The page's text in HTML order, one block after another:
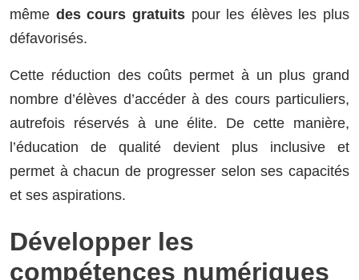
même des cours gratuitspour les élèves les plus
défavorisés.
Cette réduction des coûts permet à un plus grand
nombre d’élèves d’accéder à des cours particuliers,
autrefois réservés à une élite. De cette manière,
l’éducation de qualité devient plus inclusive et
permet à chacun de progresser selon ses capacités
et ses aspirations.
Développer les
compétences numériques